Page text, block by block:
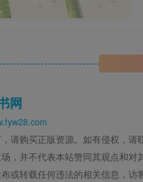
网
请购买正版资源。如有侵权，请
，并不代表本站赞同其观点和对
或转载任何违法的相关信息，访